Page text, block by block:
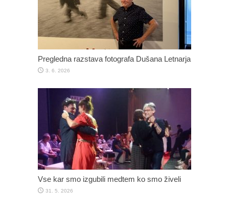
Pregledna razstava fotografa Dušana Letnarja
3. 6. 2026
Vse kar smo izgubili medtem ko smo živeli
31. 5. 2026